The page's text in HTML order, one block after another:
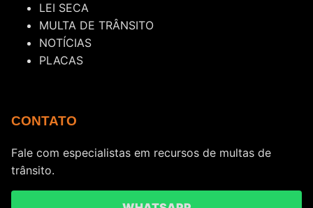
LEI SECA
MULTA DE TRÂNSITO
NOTÍCIAS
PLACAS
CONTATO
Fale com especialistas em recursos de multas de
trânsito.